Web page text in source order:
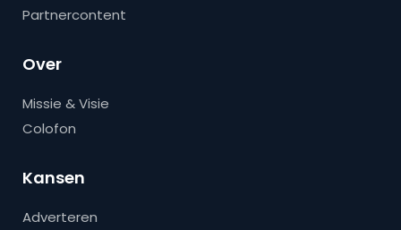
Partnercontent
Over
Missie & Visie
Colofon
Kansen
Adverteren